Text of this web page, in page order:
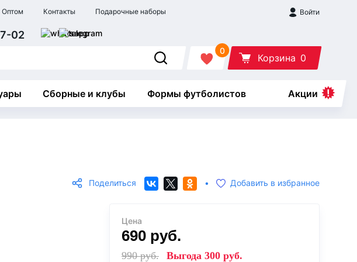
Оптом Контакты Подарочные наборы Войти
02
0
Корзина 0
Сборные и клубы Формы футболистов Акции
Поделиться • Добавить в избранное
Цена
690 руб.
990руб. Выгода 300 руб.